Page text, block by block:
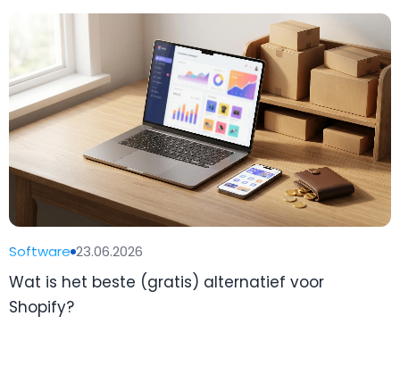
Software 23.06.2026
Wat is het beste (gratis) alternatief voor
Shopify?